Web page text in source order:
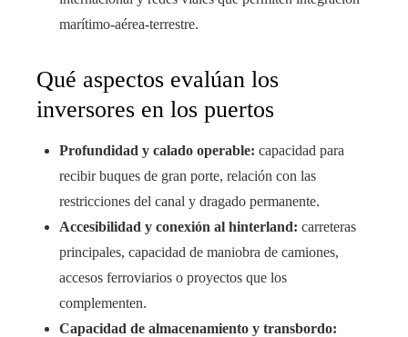
marítimo-aérea-terrestre.
Qué aspectos evalúan los
inversores en los puertos
Profundidad y calado operable: capacidad para
recibir buques de gran porte, relación con las
restricciones del canal y dragado permanente.
Accesibilidad y conexión al hinterland: carreteras
principales, capacidad de maniobra de camiones,
accesos ferroviarios o proyectos que los
complementen.
Capacidad de almacenamiento y transbordo: